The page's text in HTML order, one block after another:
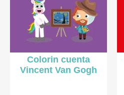
Colorin cuenta
Vincent Van Gogh